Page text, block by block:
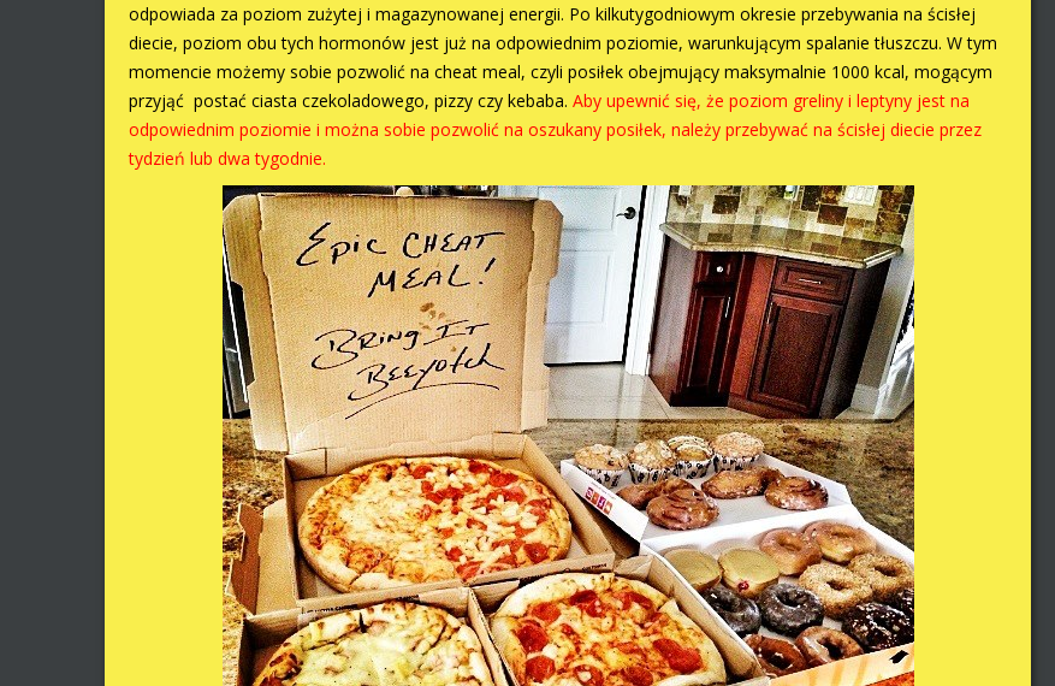
odpowiada za poziom zużytej i magazynowanej energii. Po kilkutygodniowym okresie przebywania na ścisłej
diecie, poziom obu tych hormonów jest już na odpowiednim poziomie, warunkującym spalanie tłuszczu. W tym
momencie możemy sobie pozwolić na cheat meal, czyli posiłek obejmujący maksymalnie 1000 kcal, mogącym
przyjąć postać ciasta czekoladowego, pizzy czy kebaba. Aby upewnić się, że poziom greliny i leptyny jest na
odpowiednim poziomie i można sobie pozwolić na oszukany posiłek, należy przebywać na ścisłej diecie przez
tydzień lub dwa tygodnie.